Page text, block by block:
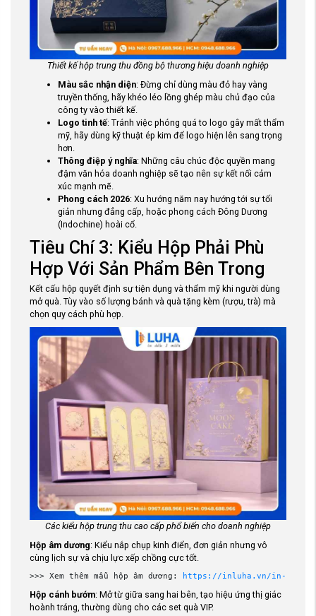
Thiết kế hộp trung thu đồng bộ thương hiệu doanh nghiệp
Màu sắc nhận diện: Đừng chỉ dùng màu đỏ hay vàng
truyền thống, hãy khéo léo lồng ghép màu chủ đạo của
công ty vào thiết kế.
Logo tinh tế: Tránh việc phóng quá to logo gây mất thẩm
mỹ, hãy dùng kỹ thuật ép kim để logo hiện lên sang trọng
hơn.
Thông điệp ý nghĩa: Những câu chúc độc quyền mang
đậm văn hóa doanh nghiệp sẽ tạo nên sự kết nối cảm
xúc mạnh mẽ.
Phong cách 2026: Xu hướng năm nay hướng tới sự tối
giản nhưng đẳng cấp, hoặc phong cách Đông Dương
(Indochine) hoài cổ.
Tiêu Chí 3: Kiểu Hộp Phải Phù
Hợp Với Sản Phẩm Bên Trong
Kết cấu hộp quyết định sự tiện dụng và thẩm mỹ khi người dùng
mở quà. Tùy vào số lượng bánh và quà tặng kèm (rượu, trà) mà
chọn quy cách phù hợp.
Các kiểu hộp trung thu cao cấp phổ biến cho doanh nghiệp
Hộp âm dương: Kiểu nắp chụp kinh điển, đơn giản nhưng vô
cùng lịch sự và chịu lực xếp chồng cực tốt.
>>> Xem thêm mẫu hộp âm dương: https://inluha.vn/in-hop-
Hộp cánh bướm: Mở từ giữa sang hai bên, tạo hiệu ứng thị giác
hoành tráng, thường dùng cho các set quà VIP.